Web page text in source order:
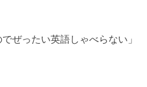
ぜったい英語しゃべらない」